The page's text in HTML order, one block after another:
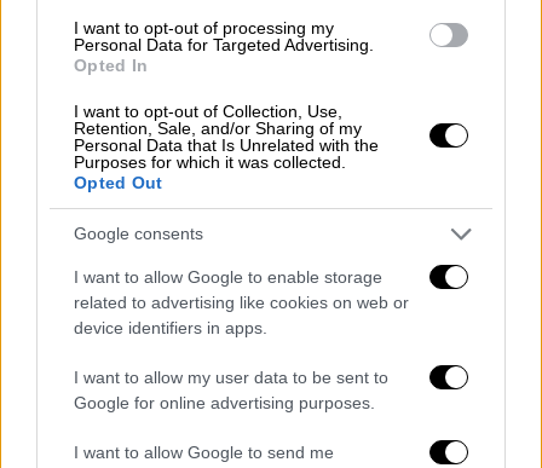
I want to opt-out of processing my
Personal Data for Targeted Advertising.
Opted In
I want to opt-out of Collection, Use,
Retention, Sale, and/or Sharing of my
Personal Data that Is Unrelated with the
Purposes for which it was collected.
Opted Out
Google consents
I want to allow Google to enable storage
related to advertising like cookies on web or
device identifiers in apps.
I want to allow my user data to be sent to
Google for online advertising purposes.
I want to allow Google to send me
Αξιοσημείωτο είναι ότιη ηγεσία του
υπουργείου Υγείας είχε ανακοινώσει ότι θα
έβαζε σε 24ωρη εφημερία πολλά Κέντρα
Υγείας στην Αττική ώστε να απευθύνονται οι
πολίτες,αλλά μέχρι σήμερα όσα
εφημερεύουν επί 24ωρου βάσεως,
μετριούνται στα μισά δάχτυλα του ενός
χεριού.
Ταυτόχρονα το υπουργείο Υγείας
Υγείας της Αττικής σε πανεπιστημιακά,
ώστε να παρέχονται υψηλού επιπέδου
υπηρεσίες,αλλά ακόμη και αυτό το σχέδιο